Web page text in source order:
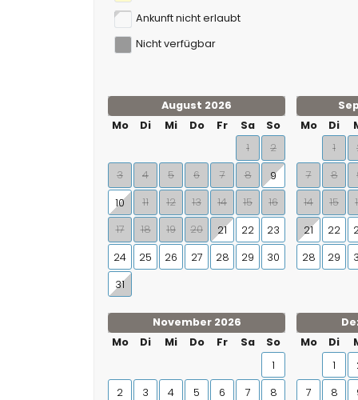
Ankunft nicht erlaubt
Nicht verfügbar
August 2026
Mo
Di Mi Do Fr Sa
So
1
2
3
4 5 6 7 8
9
10
11 12 13 14 15
16
17
18 19 20 21 22
23
24
25 26 27 28 29
30
31
Mo
Di
1
7
8
14
15
21 22
28
29
November 2026
Mo
Di Mi Do Fr Sa
So
1
2
3 4 5 6 7
8
Mo
Di
1
7
8